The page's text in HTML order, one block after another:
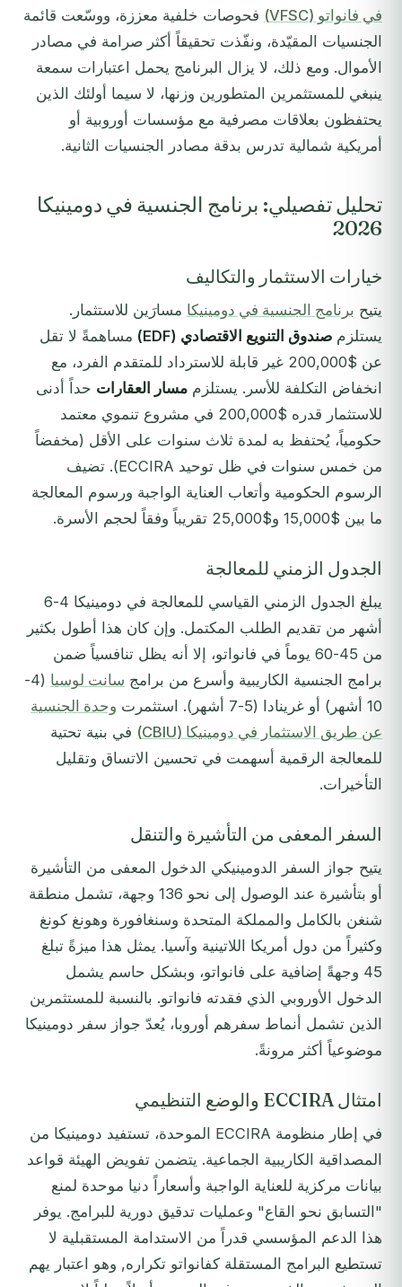
في فانواتو (VFSC)
فحوصات خلفية معززة، ووسّعت قائمة
الجنسيات المقيّدة، ونفّذت تحقيقاً أكثر صرامة في مصادر
الأموال. ومع ذلك، لا يزال البرنامج يحمل اعتبارات سمعة
ينبغي للمستثمرين المتطورين وزنها، لا سيما أولئك الذين
يحتفظون بعلاقات مصرفية مع مؤسسات أوروبية أو
أمريكية شمالية تدرس بدقة مصادر الجنسيات الثانية.
تحليل تفصيلي: برنامج الجنسية في دومينيكا
2026
خيارات الاستثمار والتكاليف
يتيح برنامج الجنسية في دومينيكا مسارَين للاستثمار.
يستلزم صندوق التنويع الاقتصادي (EDF)
مساهمةً لا تقل
عن $200,000 غير قابلة للاسترداد للمتقدم الفرد، مع
انخفاض التكلفة للأسر. يستلزم مسار العقارات حداً أدنى
للاستثمار قدره $200,000 في مشروع تنموي معتمد
حكومياً، يُحتفظ به لمدة ثلاث سنوات على الأقل (مخفضاً
من خمس سنوات في ظل توحيد ECCIRA). تضيف
الرسوم الحكومية وأتعاب العناية الواجبة ورسوم المعالجة
ما بين $15,000 و$25,000 تقريباً وفقاً لحجم الأسرة.
الجدول الزمني للمعالجة
يبلغ الجدول الزمني القياسي للمعالجة في دومينيكا 4-6
أشهر من تقديم الطلب المكتمل. وإن كان هذا أطول بكثير
من 45-60 يوماً في فانواتو، إلا أنه يظل تنافسياً ضمن
برامج الجنسية الكاريبية وأسرع من برامج سانت لوسيا
(4-
10 أشهر) أو غرينادا (5-7 أشهر). استثمرت
وحدة الجنسية
عن طريق الاستثمار في دومينيكا (CBIU)
في بنية تحتية
للمعالجة الرقمية أسهمت في تحسين الاتساق وتقليل
التأخيرات.
السفر المعفى من التأشيرة والتنقل
يتيح جواز السفر الدومينيكي الدخول المعفى من التأشيرة
أو بتأشيرة عند الوصول إلى نحو 136 وجهة، تشمل منطقة
شنغن بالكامل والمملكة المتحدة وسنغافورة وهونغ كونغ
وكثيراً من دول أمريكا اللاتينية وآسيا. يمثل هذا ميزةً تبلغ
45 وجهةً إضافية على فانواتو، وبشكل حاسم يشمل
الدخول الأوروبي الذي فقدته فانواتو. بالنسبة للمستثمرين
الذين تشمل أنماط سفرهم أوروبا، يُعدّ جواز سفر دومينيكا
موضوعياً أكثر مرونةً.
امتثال ECCIRA والوضع التنظيمي
في إطار منظومة ECCIRA الموحدة، تستفيد دومينيكا من
المصداقية الكاريبية الجماعية. يتضمن تفويض الهيئة قواعد
بيانات مركزية للعناية الواجبة وأسعاراً دنيا موحدة لمنع
"التسابق نحو القاع" وعمليات تدقيق دورية للبرامج. يوفر
هذا الدعم المؤسسي قدراً من الاستدامة المستقبلية لا
تستطيع البرامج المستقلة كفانواتو تكراره, وهو اعتبار يهم